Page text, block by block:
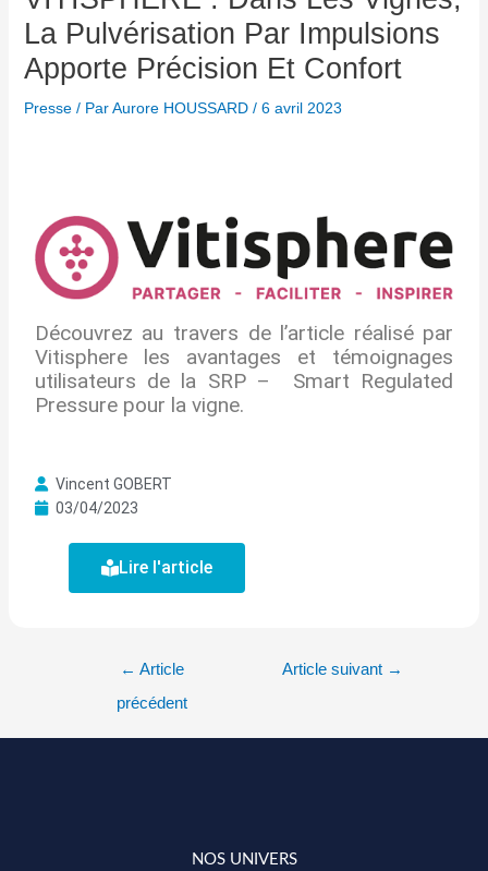
La Pulvérisation Par Impulsions
Apporte Précision Et Confort
Presse/ ParAurore HOUSSARD / 6 avril 2023
Découvrez au travers de l’article réalisé par
Vitisphere les avantages et témoignages
utilisateurs de la SRP – Smart Regulated
Pressure pour la vigne.
Vincent GOBERT
03/04/2023
Lire l'article
← Article
précédent
Article suivant →
NOS UNIVERS